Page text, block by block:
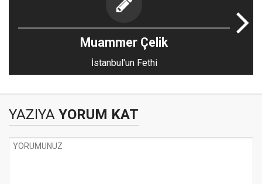
Muammer Çelik
İstanbul'un Fethi
YAZIYA YORUM KAT